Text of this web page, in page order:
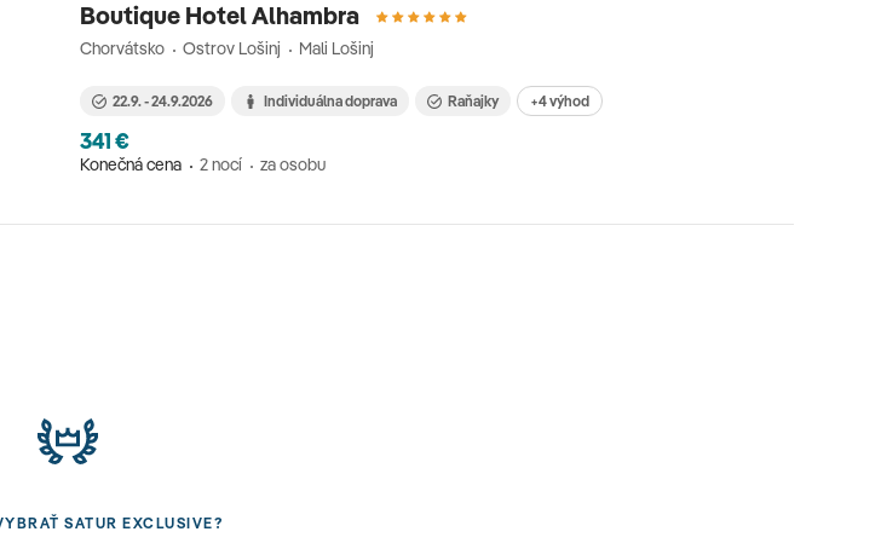
Boutique Hotel Alhambra
Chorvátsko Ostrov Lošinj Mali Lošinj
22.9. - 24.9.2026 Individuálna doprava Raňajky +4 výhod
341 €
Konečná cena 2 nocí za osobu
SATUR EXCLUSIVE?